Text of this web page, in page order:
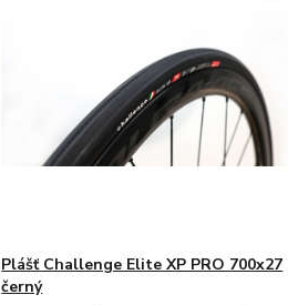
Plášť Challenge Elite XP PRO 700x27
černý